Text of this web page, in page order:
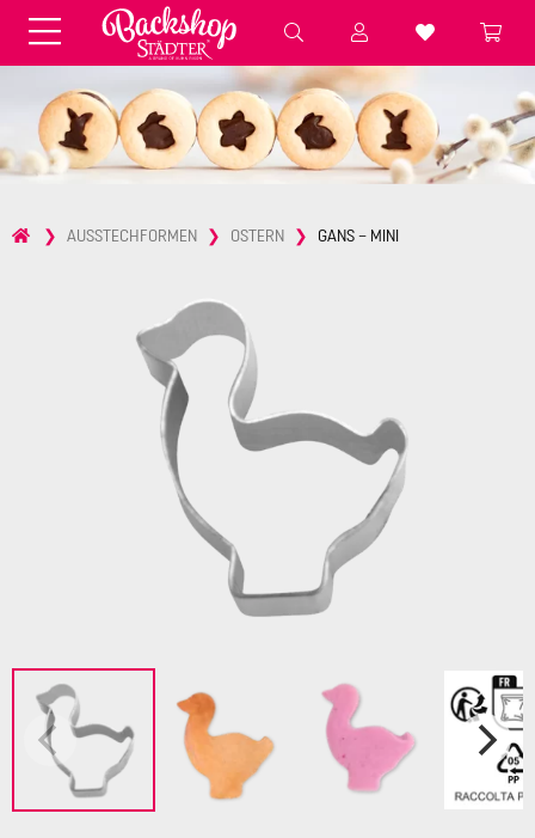
Aufbewahren
Fondant & Zubehör Speisefarben
Essbare Streudekore
Pralinenkapseln Geschenktüten
Vorspeisen & Desserts
Backzutaten Küchenhelfer
Nudel- &
Spätzleherstellung
AUSSTECHFORMEN OSTERN GANS – MINI